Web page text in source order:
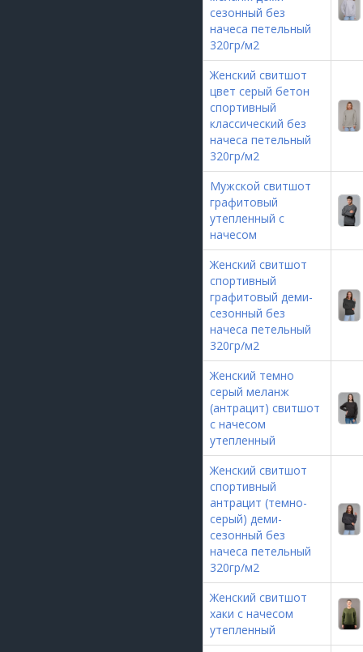
сезонный без
начеса петельный
320гр/м2
Женский свитшот
цвет серый бетон
спортивный
классический без
начеса петельный
320гр/м2
Мужской свитшот
графитовый
утепленный с
начесом
Женский свитшот
спортивный
графитовый деми-
сезонный без
начеса петельный
320гр/м2
Женский темно
серый меланж
(антрацит) свитшот
с начесом
утепленный
Женский свитшот
спортивный
антрацит (темно-
серый) деми-
сезонный без
начеса петельный
320гр/м2
Женский свитшот
хаки с начесом
утепленный